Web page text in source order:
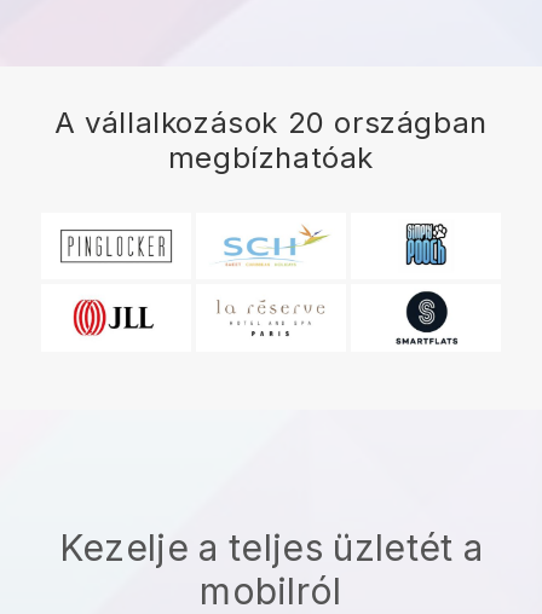
A vállalkozások 20 országban
megbízhatóak
Kezelje a teljes üzletét a
mobilról